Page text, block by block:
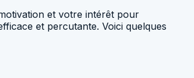
et votre intérêt pour
et percutante. Voici quelques